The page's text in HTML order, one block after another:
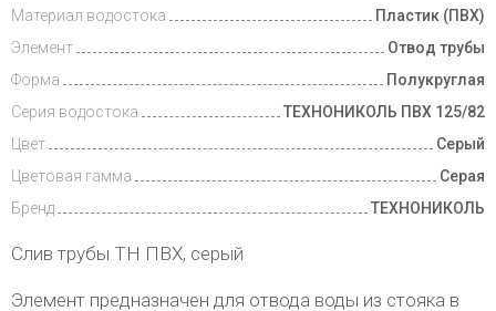
Материал водостока
Пластик (ПВХ)
Элемент
Отвод трубы
Форма
Полукруглая
Серия водостока
ТЕХНОНИКОЛЬ ПВХ 125/82
Цвет
Серый
Цветовая гамма
Серая
Бренд
ТЕХНОНИКОЛЬ
Слив трубы ТН ПВХ, серый
Элемент предназначен для отвода воды из стояка в